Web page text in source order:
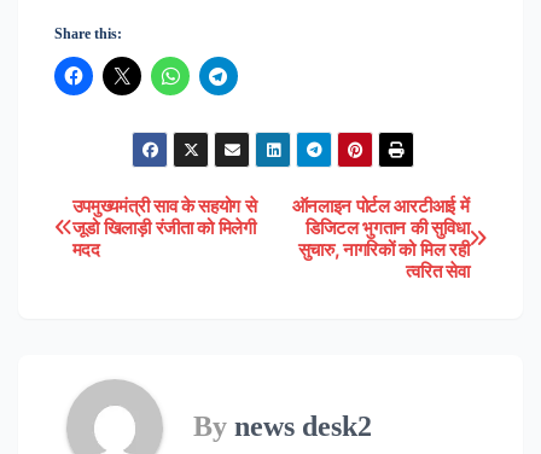
Share this:
Post
navigation
ऑनलाइन पोर्टल आरटीआई में
डिजिटल भुगतान की सुविधा
सुचारु, नागरिकों को मिल रही
त्वरित सेवा
उपमुख्यमंत्री साव के सहयोग से
जूडो खिलाड़ी रंजीता को मिलेगी
मदद
By news desk2